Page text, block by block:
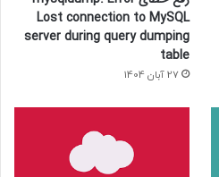
Lost connection to MySQL
server during query dumping
table
27 آبان 1404